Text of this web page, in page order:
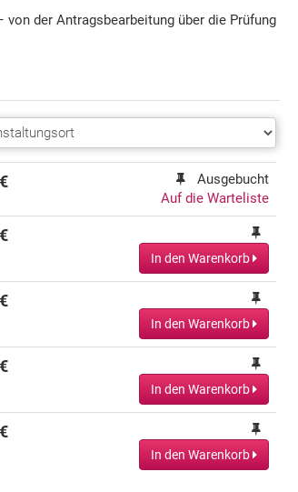
der Antragsbearbeitung über die Prüfung
Ausgebucht
Auf die Warteliste
In den Warenkorb
In den Warenkorb
In den Warenkorb
In den Warenkorb